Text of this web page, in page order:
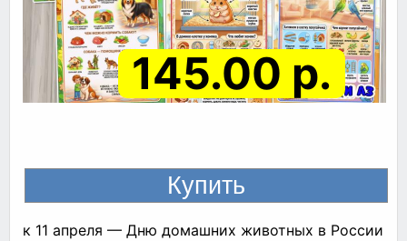
145.00 р.
к 11 апреля — Дню домашних животных в России